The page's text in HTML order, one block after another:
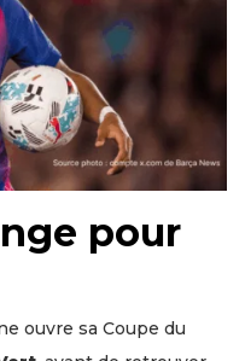
pour
ouvre sa Coupe du